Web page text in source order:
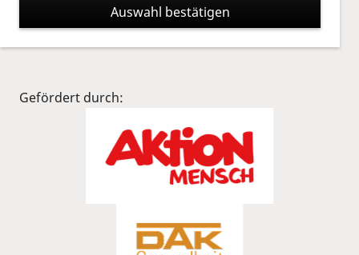
Regionalgruppen
Infomaterial
Gefördert durch:
Auswahl bestätigen